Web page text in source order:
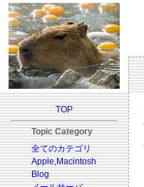
TOP
Topic Category
全てのカテゴリ
Apple,Macintosh
Blog